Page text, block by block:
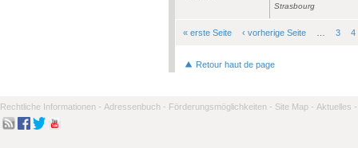
Strasbourg
Seiten
« erste Seite ‹ vorherige Seite 3 4
Retour haut de page
Rechtliche Informationen - Adressenbuch - Förderungsmöglichkeiten - Site Map - Aktuelles -